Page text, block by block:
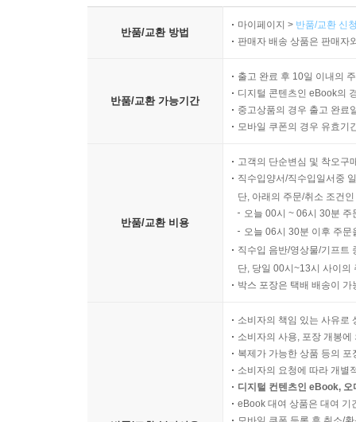
반품/교환 방법
마이페이지 > 반품/교환 신
판매자 배송 상품은 판매자
반품/교환 가능기간
출고 완료 후 10일 이내의
디지털 콘텐츠인 eBook의
중고상품의 경우 출고 완료
모바일 쿠폰의 경우 유효기
반품/교환 비용
고객의 단순변심 및 착오구
직수입양서/직수입일서중
단, 아래의 주문/취소 조건
오늘 00시 ~ 06시 30분
오늘 06시 30분 이후 주
직수입 음반/영상물/기프트
단, 당일 00시~13시 사이의
박스 포장은 택배 배송이
소비자의 책임 있는 사유로
소비자의 사용, 포장 개봉
복제가 가능한 상품 등의
소비자의 요청에 따라 개별
디지털 컨텐츠인 eBook,
eBook 대여 상품은 대여 기